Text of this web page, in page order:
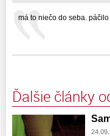
má to niečo do seba. páčilo
Ďalšie články